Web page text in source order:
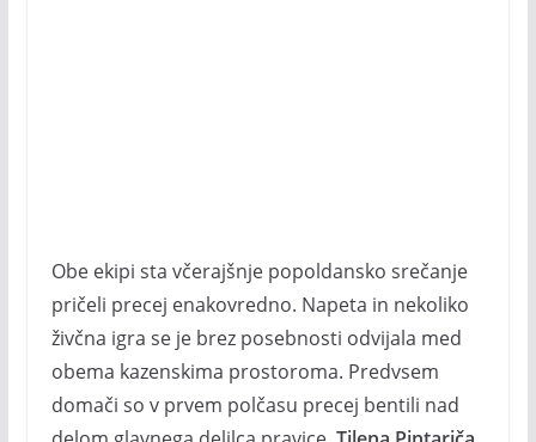
Obe ekipi sta včerajšnje popoldansko srečanje
pričeli precej enakovredno. Napeta in nekoliko
živčna igra se je brez posebnosti odvijala med
obema kazenskima prostoroma. Predvsem
domači so v prvem polčasu precej bentili nad